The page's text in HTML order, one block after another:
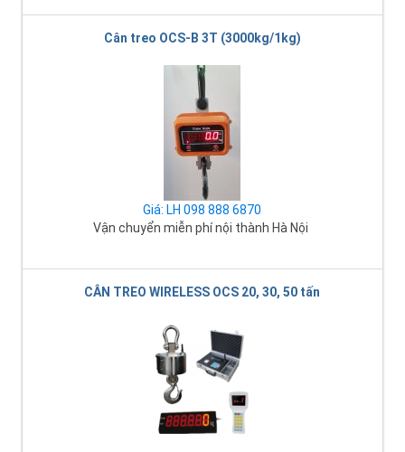
Cân treo OCS-B 3T (3000kg/1kg)
Giá: LH 098 888 6870
Vận chuyển miễn phí nội thành Hà Nội
CÂN TREO WIRELESS OCS 20, 30, 50 tấn